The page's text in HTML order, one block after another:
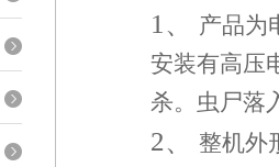
1、
产品为
安装有高压
杀。虫尸落
2、 整机外